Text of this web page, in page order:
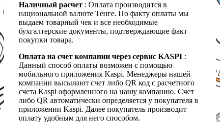
Наличный расчет : Оплата производится в
национальной валюте Тенге. По факту оплаты мы
выдаем товарный чек и все необходимые
бухгалтерские документы, подтверждающие факт
покупки товара.
Оплата на счет компании через сервис KASPI :
Данный способ оплаты возможен с помощью
мобильного приложения Kaspi. Менеджеры нашей
компании высылают счет либо QR код с расчетного
счета Kaspi оформленного на нашу компанию. Счет
либо QR автоматически определяется у покупателя в
приложении Kaspi. Далее покупатель производит
оплату удобным для него способом.